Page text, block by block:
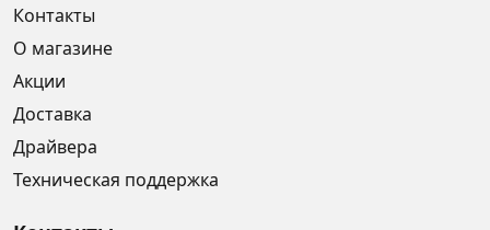
Контакты
О магазине
Акции
Доставка
Драйвера
Техническая поддержка